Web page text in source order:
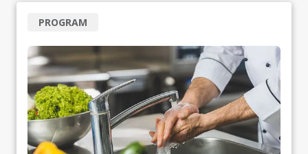
PROGRAM